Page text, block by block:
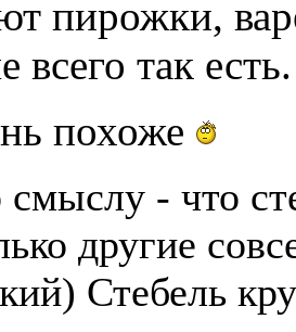
пирожки,
всего так
похоже
- что
другие
Стебель